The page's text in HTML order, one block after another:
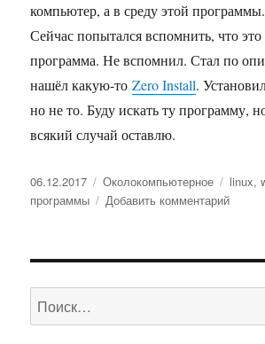
компьютер, а в среду этой программы.
Сейчас попытался вспомнить, что это
программа. Не вспомнил. Стал по
нашёл какую-тоZero Install.
но не то. Буду искать ту программу,
всякий случай оставлю.
Опубликовано
06.12.2017 Рубрики
Околокомпьютерное Метки
linux,
программы
Добавить комментарий
без
Искать: